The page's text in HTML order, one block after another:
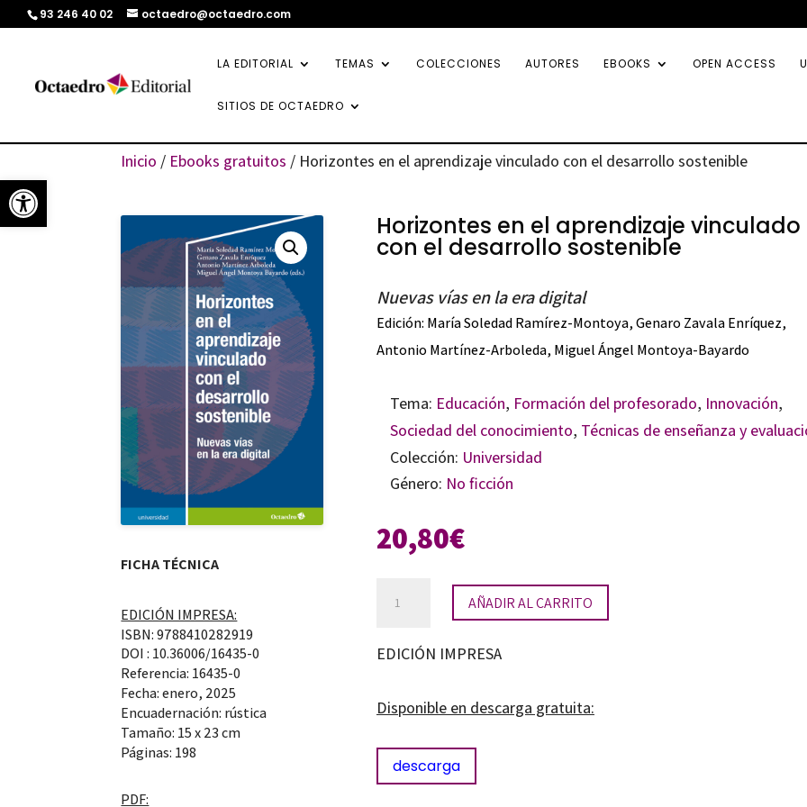
Abrir barra de herramientas
93 246 40 02 octaedro@octaedro.com
LA EDITORIAL TEMAS COLECCIONES AUTORES EBOOKS OPEN ACCESS
SITIOS DE OCTAEDRO
Inicio / Ebooks gratuitos / Horizontes en el aprendizaje vinculado con el desarrollo sostenible
FICHA TÉCNICA
EDICIÓN IMPRESA:
ISBN: 9788410282919
DOI : 10.36006/16435-0
Referencia: 16435-0
Fecha: enero, 2025
Encuadernación: rústica
Tamaño: 15 x 23 cm
Páginas: 198
PDF:
Horizontes en el aprendizaje vinculado
con el desarrollo sostenible
Nuevas vías en la era digital
Edición: María Soledad Ramírez-Montoya,Genaro Zavala Enríquez,
Antonio Martínez-Arboleda, Miguel Ángel Montoya-Bayardo
Tema: Educación, Formación del profesorado, Innovación,
Sociedad del conocimiento, Técnicas de enseñanza y
Colección: Universidad
Género: No ficción
20,80€
el
vinculado
el
desarrollo
AÑADIR AL CARRITO
EDICIÓN IMPRESA
Disponible en descarga gratuita:
descarga